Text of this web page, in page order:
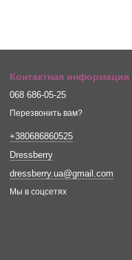
Контактная информация
068 686-05-25
Перезвонить вам?
+380686860525
Dressberry
dressberry.ua@gmail.com
Мы в соцсетях